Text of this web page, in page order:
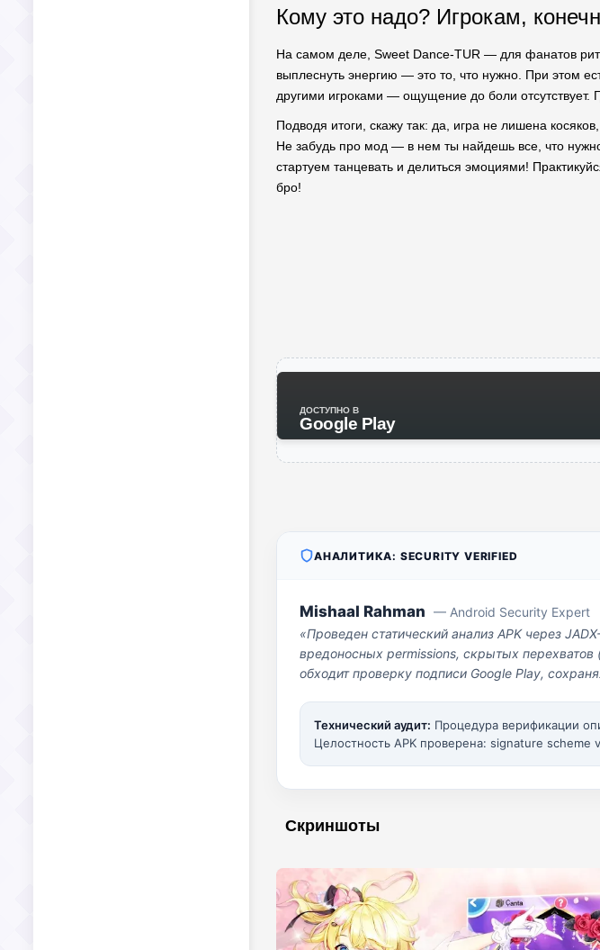
Кому это надо? Игрокам,
На самом деле, Sweet Dance-TUR — для фанатов
выплеснуть энергию — это то, что нужно. При этом
другими игроками — ощущение до боли отсутствует.
Подводя итоги, скажу так: да, игра не лишена
Не забудь про мод — в нем ты найдешь все, что
стартуем танцевать и делиться эмоциями!
бро!
ДОСТУПНО В
Google Play
АНАЛИТИКА: SECURITY VERIFIED
Mishaal Rahman — Android Security Expert
«Проведен статический анализ APK через
вредоносных permissions, скрытых
обходит проверку подписи Google Play,
Технический аудит: Процедура верификации
Целостность APK проверена: signature
Скриншоты